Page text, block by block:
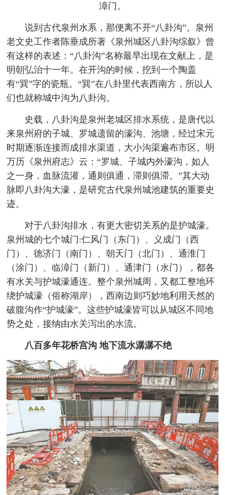
漳门。
说到古代泉州水系，那便离不开“八卦沟”。泉州
老文史工作者陈垂成所著《泉州城区八卦沟综叙》曾
有这样的表述：“八卦沟”名称最早出现在文献上，是
明朝弘治十一年。在开沟的时候，挖到一个陶盖
有“巽”字的瓷瓶。“巽”在八卦里代表西南方，所以人
们也就称城中沟为八卦沟。
史载，八卦沟是泉州老城区排水系统，是唐代以
来泉州府的子城、罗城遗留的濠沟、池塘，经过宋元
时期逐渐连接而成排水渠道，大小沟渠遍布市区。明
万历《泉州府志》云：“罗城、子城内外濠沟，如人
之一身，血脉流灌，通则俱通，滞则俱滞。”其大动
脉即八卦沟大濠，是研究古代泉州城池建筑的重要史
迹。
对于八卦沟排水，有更大密切关系的是护城濠。
泉州城的七个城门:仁风门（东门）、义成门（西
门）、德济门（南门）、朝天门（北门）、通淮门
（涂门）、临漳门（新门）、通津门（水门），都各
有水关与护城濠通连。整个泉州城周，又都工整地环
绕护城濠（俗称湖岸），西南边则巧妙地利用天然的
破腹沟作“护城濠”。这些护城濠皆可以从城区不同地
势之处，接纳由水关泻出的水流。
八百多年花桥宫沟 地下流水潺潺不绝